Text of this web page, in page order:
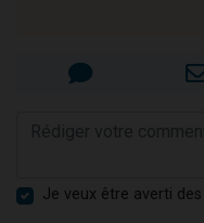
Je veux être averti